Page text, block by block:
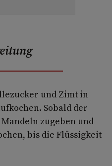
und Zimt in
Sobald der
zugeben und
bis die Flüssigkeit